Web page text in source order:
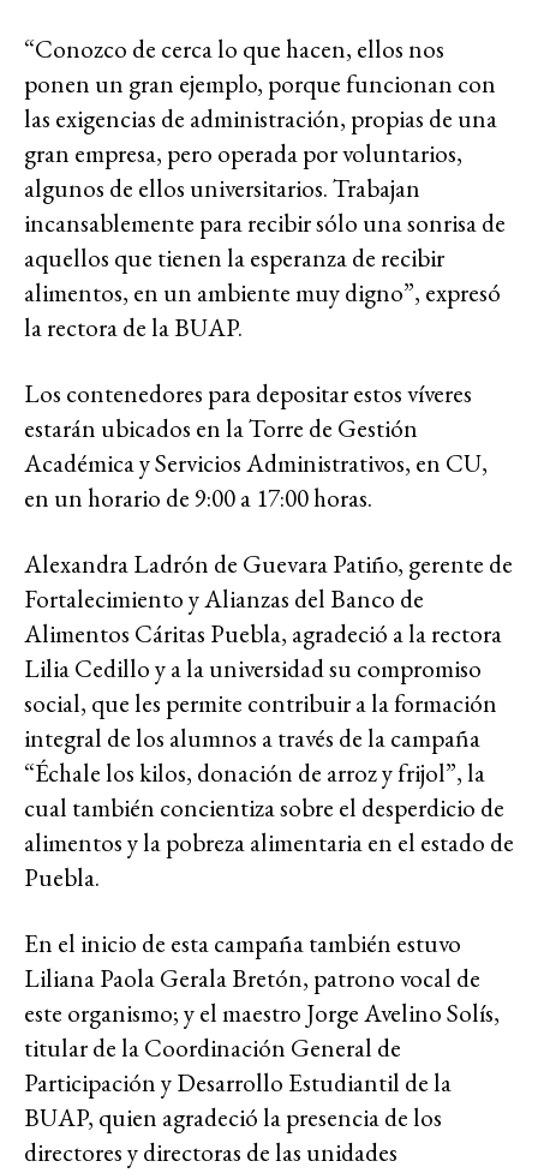
“Conozco de cerca lo que hacen, ellos nos
ponen un gran ejemplo, porque funcionan con
las exigencias de administración, propias de una
gran empresa, pero operada por voluntarios,
algunos de ellos universitarios. Trabajan
incansablemente para recibir sólo una sonrisa de
aquellos que tienen la esperanza de recibir
alimentos, en un ambiente muy digno”, expresó
la rectora de la BUAP.
Los contenedores para depositar estos víveres
estarán ubicados en la Torre de Gestión
Académica y Servicios Administrativos, en CU,
en un horario de 9:00 a 17:00 horas.
Alexandra Ladrón de Guevara Patiño, gerente de
Fortalecimiento y Alianzas del Banco de
Alimentos Cáritas Puebla, agradeció a la rectora
Lilia Cedillo y a la universidad su compromiso
social, que les permite contribuir a la formación
integral de los alumnos a través de la campaña
“Échale los kilos, donación de arroz y frijol”, la
cual también concientiza sobre el desperdicio de
alimentos y la pobreza alimentaria en el estado de
Puebla.
En el inicio de esta campaña también estuvo
Liliana Paola Gerala Bretón, patrono vocal de
este organismo; y el maestro Jorge Avelino Solís,
titular de la Coordinación General de
Participación y Desarrollo Estudiantil de la
BUAP, quien agradeció la presencia de los
directores y directoras de las unidades